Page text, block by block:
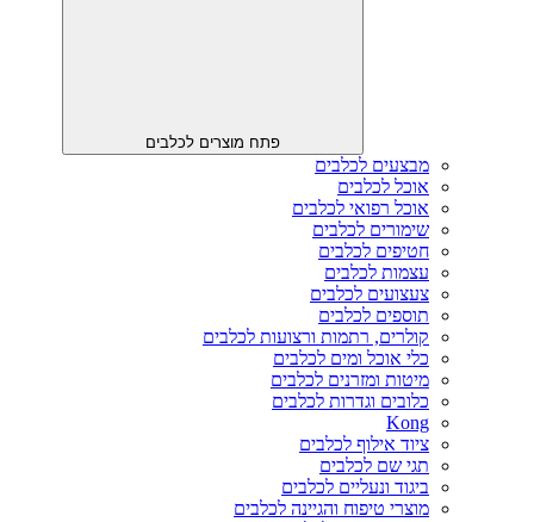
פתח מוצרים לכלבים
מבצעים לכלבים
אוכל לכלבים
אוכל רפואי לכלבים
שימורים לכלבים
חטיפים לכלבים
עצמות לכלבים
צעצועים לכלבים
תוספים לכלבים
קולרים, רתמות ורצועות לכלבים
כלי אוכל ומים לכלבים
מיטות ומזרנים לכלבים
כלובים וגדרות לכלבים
Kong
ציוד אילוף לכלבים
תגי שם לכלבים
ביגוד ונעליים לכלבים
מוצרי טיפוח והגיינה לכלבים